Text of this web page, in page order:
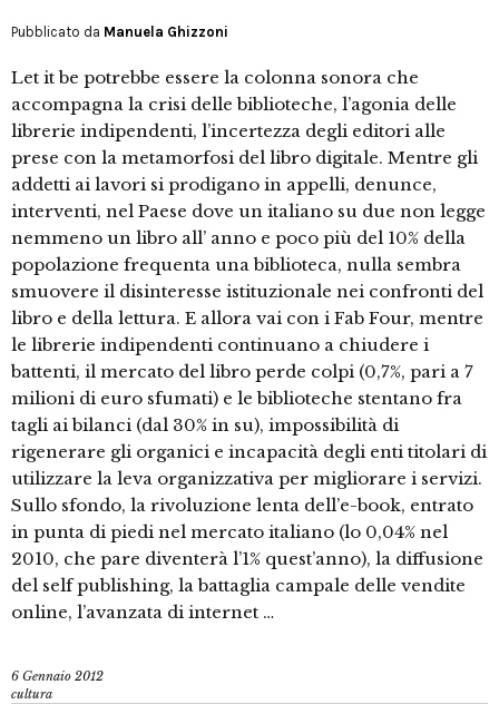
Pubblicato da Manuela Ghizzoni
Let it be potrebbe essere la colonna sonora che
accompagna la crisi delle biblioteche, l’agonia delle
librerie indipendenti, l’incertezza degli editori alle
prese con la metamorfosi del libro digitale. Mentre gli
addetti ai lavori si prodigano in appelli, denunce,
interventi, nel Paese dove un italiano su due non legge
nemmeno un libro all’ anno e poco più del 10% della
popolazione frequenta una biblioteca, nulla sembra
smuovere il disinteresse istituzionale nei confronti del
libro e della lettura. E allora vai con i Fab Four, mentre
le librerie indipendenti continuano a chiudere i
battenti, il mercato del libro perde colpi (0,7%, pari a 7
milioni di euro sfumati) e le biblioteche stentano fra
tagli ai bilanci (dal 30% in su), impossibilità di
rigenerare gli organici e incapacità degli enti titolari di
utilizzare la leva organizzativa per migliorare i servizi.
Sullo sfondo, la rivoluzione lenta dell’e-book, entrato
in punta di piedi nel mercato italiano (lo 0,04% nel
2010, che pare diventerà l’1% quest’anno), la diffusione
del self publishing, la battaglia campale delle vendite
online, l’avanzata di internet …
6 Gennaio 2012
cultura